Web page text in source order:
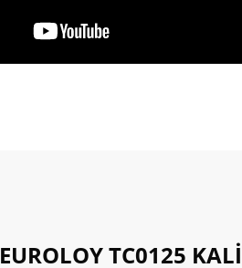
EUROLOY TC0125